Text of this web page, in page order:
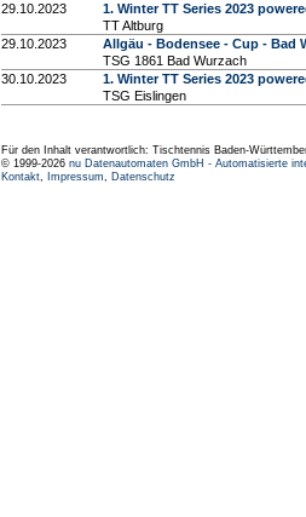
29.10.2023
1. Winter TT Series 2023
TT Altburg
29.10.2023
Allgäu - Bodensee - Cup - Bad
TSG 1861 Bad Wurzach
30.10.2023
1. Winter TT Series 2023
TSG Eislingen
Für den Inhalt verantwortlich: Tischtennis Baden-
© 1999-2026 nu Datenautomaten GmbH - Automatisierte
Kontakt, Impressum, Datenschutz